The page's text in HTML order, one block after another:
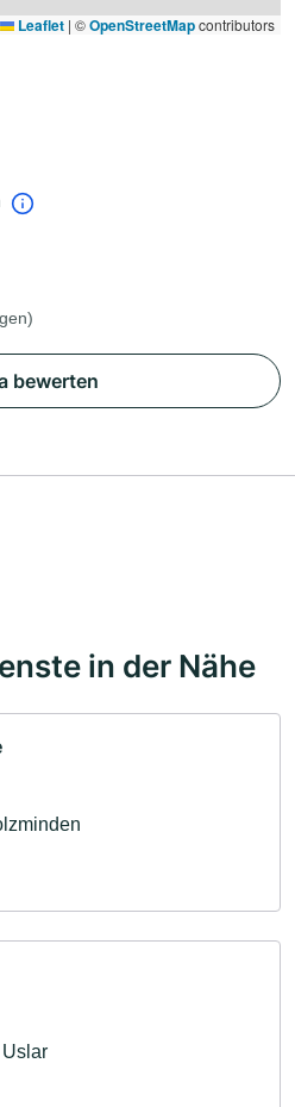
Leaflet | ©OpenStreetMapcontributors
bewerten
in der Nähe